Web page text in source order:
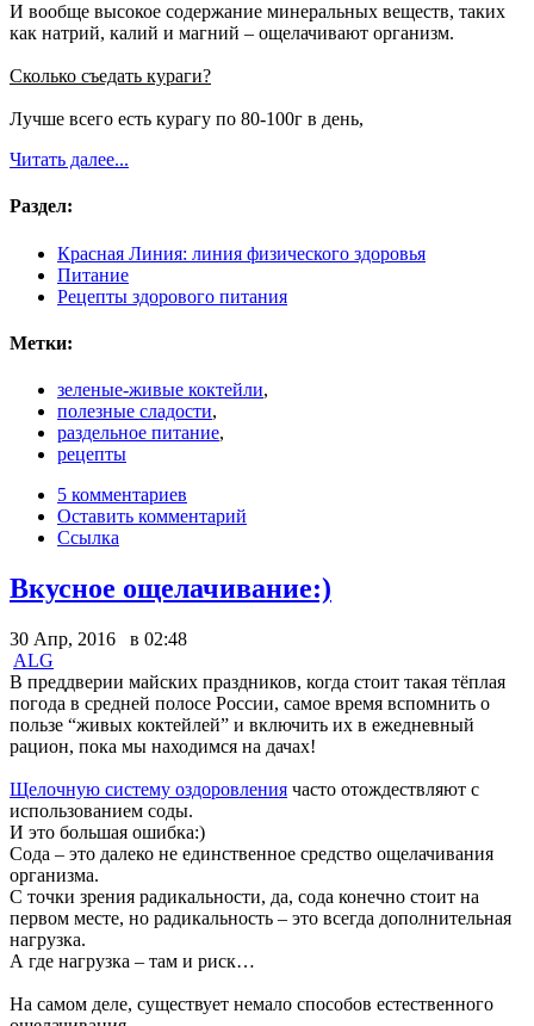
И вообще высокое содержание минеральных веществ, таких
как натрий, калий и магний – ощелачивают организм.
Сколько съедать кураги?
Лучше всего есть курагу по 80-100г в день,
Читать далее...
Раздел:
Красная Линия: линия физического здоровья
Питание
Рецепты здорового питания
Метки:
зеленые-живые коктейли,
полезные сладости,
раздельное питание,
рецепты
5 комментариев
Оставить комментарий
Ссылка
Вкусное ощелачивание:)
30 Апр, 2016 в 02:48
ALG
В преддверии майских праздников, когда стоит такая тёплая
погода в средней полосе России, самое время вспомнить о
пользе “живых коктейлей” и включить их в ежедневный
рацион, пока мы находимся на дачах!
Щелочную систему оздоровления часто отождествляют с
использованием соды.
И это большая ошибка:)
Сода – это далеко не единственное средство ощелачивания
организма.
С точки зрения радикальности, да, сода конечно стоит на
первом месте, но радикальность – это всегда дополнительная
нагрузка.
А где нагрузка – там и риск…
На самом деле, существует немало способов естественного